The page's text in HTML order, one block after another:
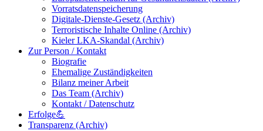
Vorratsdatenspeicherung
Digitale-Dienste-Gesetz (Archiv)
Terroristische Inhalte Online (Archiv)
Kieler LKA-Skandal (Archiv)
Zur Person / Kontakt
Biografie
Ehemalige Zuständigkeiten
Bilanz meiner Arbeit
Das Team (Archiv)
Kontakt / Datenschutz
Erfolge💪
Transparenz (Archiv)